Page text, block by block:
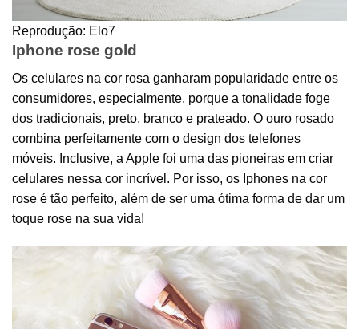
Reprodução: Elo7
Iphone rose gold
Os celulares na cor rosa ganharam popularidade entre os
consumidores, especialmente, porque a tonalidade foge
dos tradicionais, preto, branco e prateado. O ouro rosado
combina perfeitamente com o design dos telefones
móveis. Inclusive, a Apple foi uma das pioneiras em criar
celulares nessa cor incrível. Por isso, os Iphones na cor
rose é tão perfeito, além de ser uma ótima forma de dar um
toque rose na sua vida!